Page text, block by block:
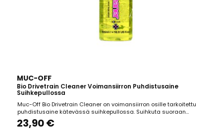
MUC-OFF
Bio Drivetrain Cleaner Voimansiirron Puhdistusaine
Suihkepullossa
Muc-Off Bio Drivetrain Cleaner on voimansiirron osille tarkoitettu
puhdistusaine kätevässä suihkepullossa. Suihkuta suoraan
ketjuille tai käytä yhdessä X3 Dirty Chain Cleaner ketjupesurin
kanssa. Irrottaa lian ja rasvan tehokkaasti. Biohajoava. 500ml.
23,90 €